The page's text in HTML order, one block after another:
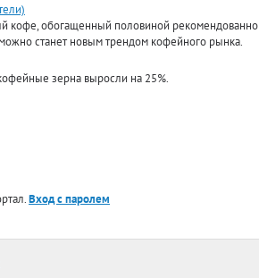
кофе, обогащенный половиной
станет новым трендом кофейного рынка.
зерна выросли на 25%.
Вход с паролем